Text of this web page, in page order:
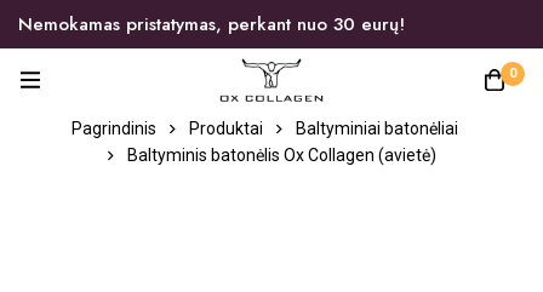
Nemokamas pristatymas, perkant nuo 30 eurų!
0
Pagrindinis Produktai
Baltyminiai batonėliai
Baltyminis batonėlis Ox Collagen (avietė)